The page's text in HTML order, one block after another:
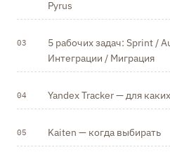
Pyrus
03
5 рабочих задач: Sprint /
Интеграции / Миграция
04 Yandex Tracker — для
05 Kaiten — когда выбирать